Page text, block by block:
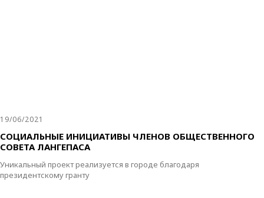
19/06/2021
СОЦИАЛЬНЫЕ ИНИЦИАТИВЫ ЧЛЕНОВ ОБЩЕСТВЕННОГО
СОВЕТА ЛАНГЕПАСА
Уникальный проект реализуется в городе благодаря
президентскому гранту